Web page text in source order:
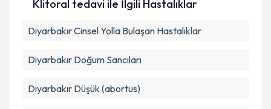
Klitoral tedavi ile İlgili Hastalıklar
Diyarbakır Cinsel Yolla Bulaşan Hastalıklar
Diyarbakır Doğum Sancıları
Diyarbakır Düşük (abortus)